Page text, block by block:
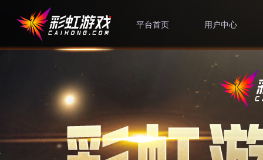
平台首页 用户中心
修改密码
绑定手机